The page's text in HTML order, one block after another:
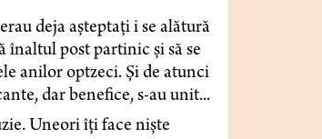
deja așteptați i se alătură
înaltul post partinic și să se
anilor optzeci. Și de atunci
dar benefice, s-au unit...
Uneori îți face niște